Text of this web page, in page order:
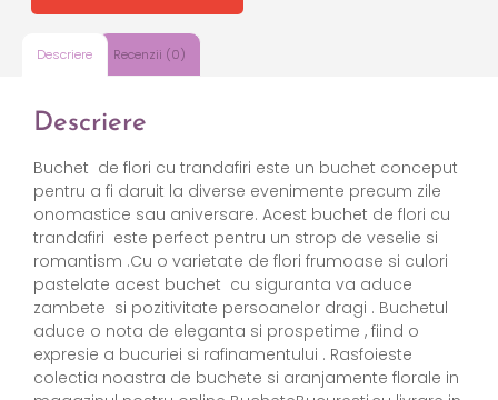
Descriere Recenzii (0)
Descriere
Buchet de flori cu trandafiri este un buchet conceput
pentru a fi daruit la diverse evenimente precum zile
onomastice sau aniversare. Acest buchet de flori cu
trandafiri este perfect pentru un strop de veselie si
romantism .Cu o varietate de flori frumoase si culori
pastelate acest buchet cu siguranta va aduce
zambete si pozitivitate persoanelor dragi . Buchetul
aduce o nota de eleganta si prospetime , fiind o
expresie a bucuriei si rafinamentului . Rasfoieste
colectia noastra de buchete si aranjamente florale in